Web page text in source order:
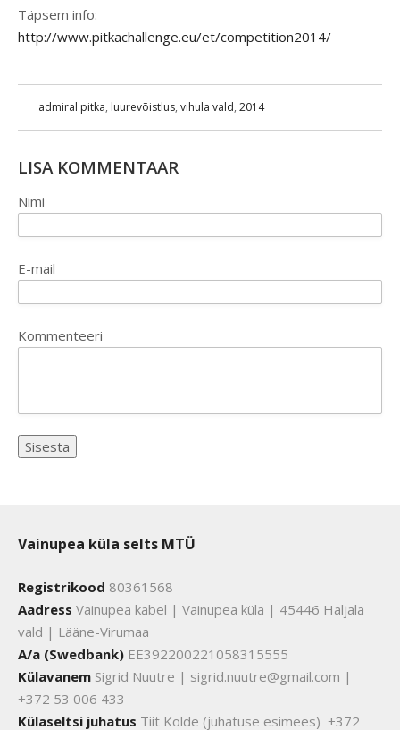
Täpsem info:
http://www.pitkachallenge.eu/et/competition2014/
admiral pitka, luurevõistlus, vihula vald, 2014
LISA KOMMENTAAR
Nimi
E-mail
Kommenteeri
Vainupea küla selts MTÜ
Registrikood 80361568
Aadress Vainupea kabel | Vainupea küla | 45446 Haljala
vald | Lääne-Virumaa
A/a (Swedbank) EE392200221058315555
Külavanem Sigrid Nuutre | sigrid.nuutre@gmail.com |
+372 53 006 433
Külaseltsi juhatus Tiit Kolde (juhatuse esimees) +372